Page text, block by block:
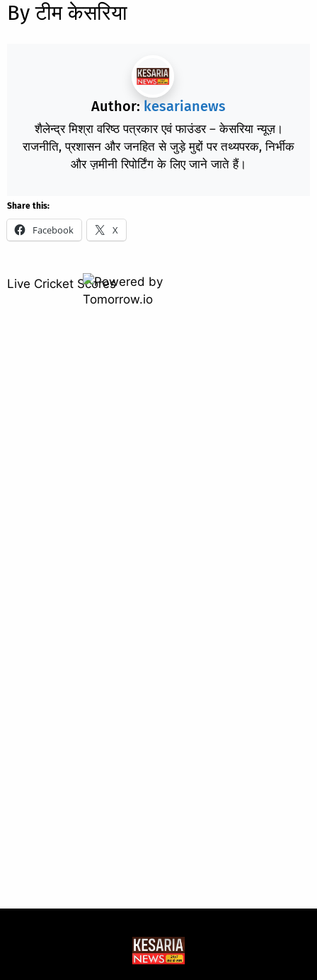
By टीम केसरिया
Author: kesarianews
शैलेन्द्र मिश्रा वरिष्ठ पत्रकार एवं फाउंडर – केसरिया न्यूज़।
राजनीति, प्रशासन और जनहित से जुड़े मुद्दों पर तथ्यपरक, निर्भीक
और ज़मीनी रिपोर्टिंग के लिए जाने जाते हैं।
Share this:
Facebook X
Live Cricket Scores